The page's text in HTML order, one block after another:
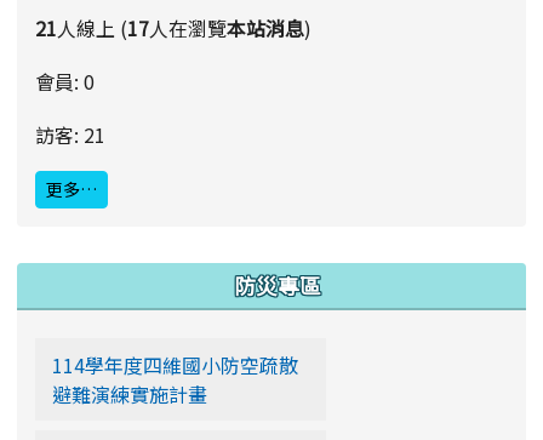
21人線上 (17人在瀏覽本站消息)
會員: 0
訪客: 21
更多…
防災專區
114學年度四維國小防空疏散
避難演練實施計畫